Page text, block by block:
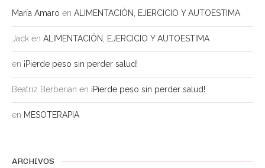
María Amaro en ALIMENTACIÓN, EJERCICIO Y AUTOESTIMA
Jack en ALIMENTACIÓN, EJERCICIO Y AUTOESTIMA
en ¡Pierde peso sin perder salud!
Beatriz Berberian en ¡Pierde peso sin perder salud!
en MESOTERAPIA
ARCHIVOS